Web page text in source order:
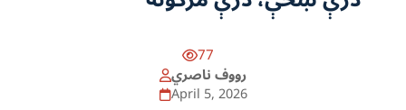
77
رووف ناصري
April 5, 2026